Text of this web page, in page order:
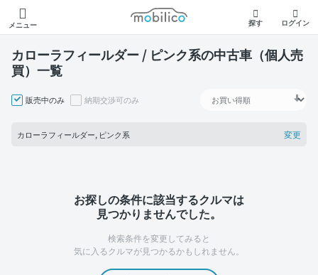
メニュー
モビリコ
探す ログイン
カローラフィールダー / ピンク系の中古車（個人売
買）一覧
販売中のみ 納期交渉可のみ
カローラフィールダー, ピンク系 変更
お探しの条件に該当するクルマは
見つかりませんでした。
検索条件を変更してみると
気に入るクルマが見つかるかもしれません。